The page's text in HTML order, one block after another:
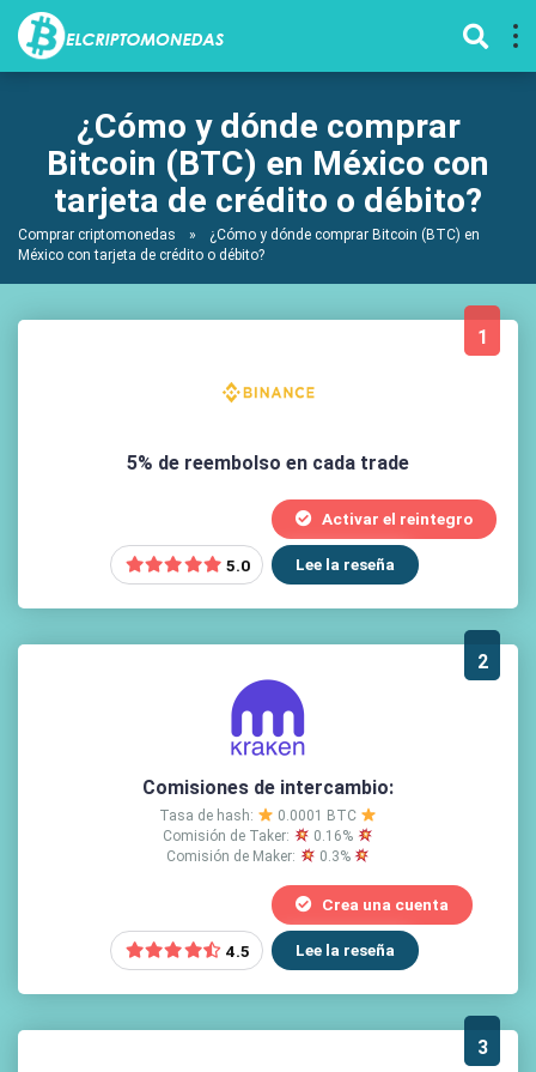
¿Cómo y dónde comprar
Bitcoin (BTC) en México con
tarjeta de crédito o débito?
Comprar criptomonedas »
¿Cómo y dónde comprar Bitcoin (BTC) en
México con tarjeta de crédito o débito?
1
5% de reembolso en cada trade
5.0
Activar el reintegro
Lee la reseña
2
Comisiones de intercambio:
Tasa de hash:
0.0001 BTC
Comisión de Taker:
0.16%
Comisión de Maker:
0.3%
4.5
Crea una cuenta
Lee la reseña
3